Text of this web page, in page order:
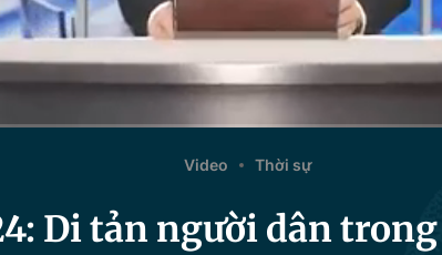
Video Thời sự
Di tản người dân trong